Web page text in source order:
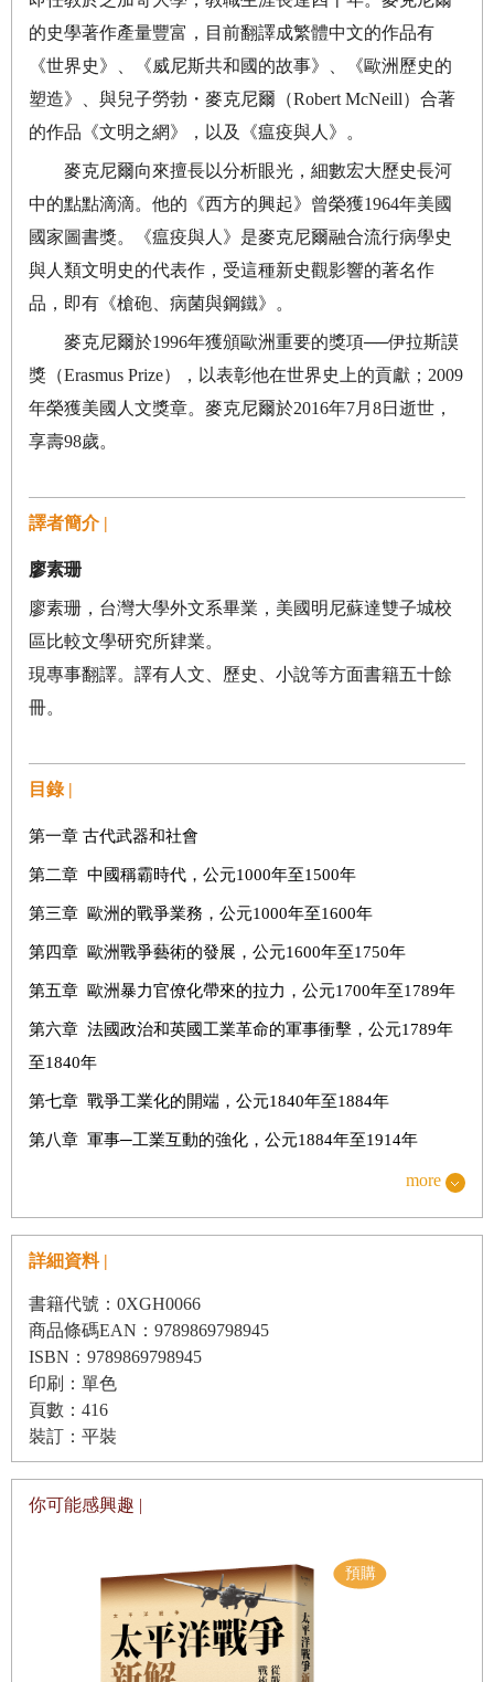
的史學著作產量豐富，目前翻譯成繁體中文的作品有
《世界史》、《威尼斯共和國的故事》、《歐洲歷史的
塑造》、與兒子勞勃・麥克尼爾（Robert McNeill）合著
的作品《文明之網》，以及《瘟疫與人》。
麥克尼爾向來擅長以分析眼光，細數宏大歷史長河
中的點點滴滴。他的《西方的興起》曾榮獲1964年美國
國家圖書獎。《瘟疫與人》是麥克尼爾融合流行病學史
與人類文明史的代表作，受這種新史觀影響的著名作
品，即有《槍砲、病菌與鋼鐵》。
麥克尼爾於1996年獲頒歐洲重要的獎項──伊拉斯謨
獎（Erasmus Prize），以表彰他在世界史上的貢獻； 2009
年榮獲美國人文獎章。麥克尼爾於2016年7月 8日逝世，
享壽98歲。
譯者簡介 |
廖素珊
廖素珊，台灣大學外文系畢業，美國明尼蘇達雙子城校
區比較文學研究所肄業。
現專事翻譯。譯有人文、歷史、小說等方面書籍五十餘
冊。
目錄 |
第一章 古代武器和社會
第二章 中國稱霸時代，公元1000年至1500年
第三章 歐洲的戰爭業務，公元1000年至1600年
第四章 歐洲戰爭藝術的發展，公元1600年至1750年
第五章 歐洲暴力官僚化帶來的拉力，公元1700年至1789年
第六章 法國政治和英國工業革命的軍事衝擊，公元1789年
至1840年
第七章 戰爭工業化的開端，公元1840年至1884年
第八章 軍事─工業互動的強化，公元1884年至1914年
結論
more
詳細資料 |
書籍代號：0XGH0066
商品條碼EAN：9789869798945
ISBN：9789869798945
印刷：單色
頁數：416
裝訂：平裝
你可能感興趣 |